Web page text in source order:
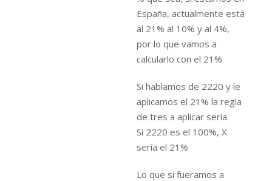
España, actualmente está
al 21% al 10% y al 4%,
por lo que vamos a
calcularlo con el 21%
Si hablamos de 2220 y le
aplicamos el 21% la regla
de tres a aplicar sería.
Si 2220 es el 100%, X
sería el 21%
Lo que si fueramos a